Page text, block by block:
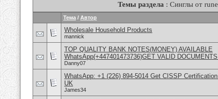
Темы раздела : Синглы от
Тема / Автор
Wholesale Household Products
mannick
TOP QUALITY BANK NOTES(MONEY) AVAILABLE
WhatsApp(+447401473736)GET VALID
Danny07
WhatsApp: +1 (226) 894-5014​ Get CISSP
UK
James34